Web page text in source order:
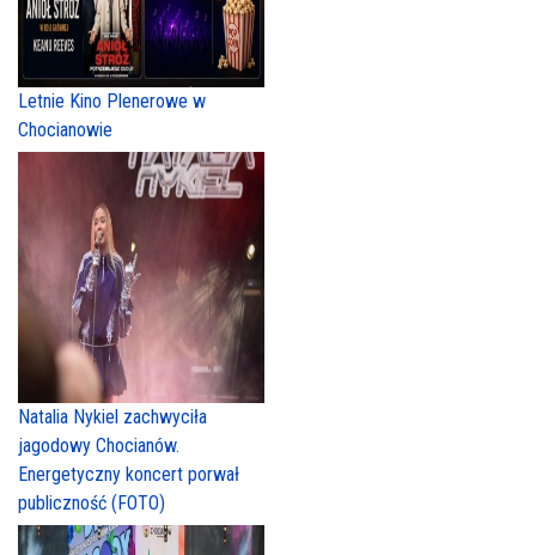
Letnie Kino Plenerowe w
Chocianowie
Natalia Nykiel zachwyciła
jagodowy Chocianów.
Energetyczny koncert porwał
publiczność (FOTO)